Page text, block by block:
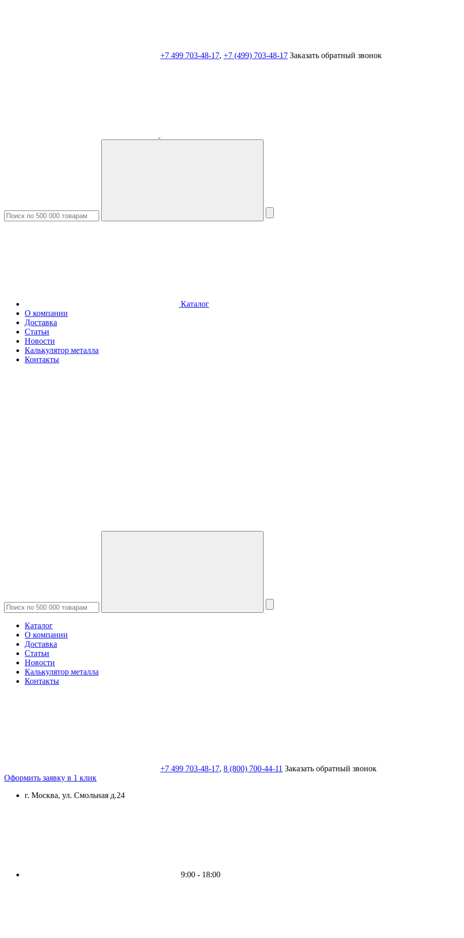
+7 499 703-48-17, +7 (499) 703-48-17 Заказать обратный звонок
Каталог
О компании
Доставка
Статьи
Новости
Калькулятор металла
Контакты
Каталог
О компании
Доставка
Статьи
Новости
Калькулятор металла
Контакты
+7 499 703-48-17, 8 (800) 700-44-11 Заказать обратный звонок
Оформить заявку в 1 клик
г. Москва, ул. Смольная д.24
9:00 - 18:00